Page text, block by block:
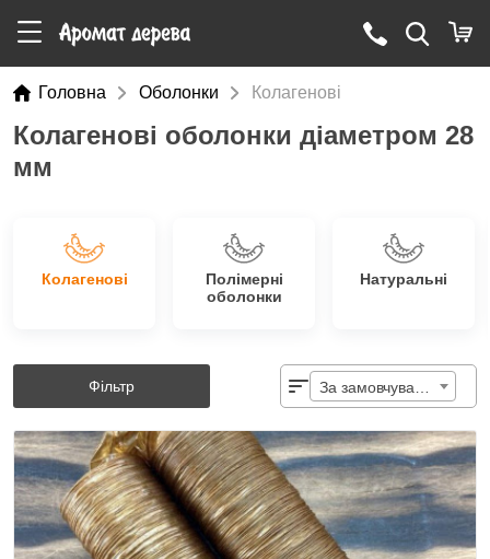
Головна Оболонки Колагенові
Колагенові оболонки діаметром 28
мм
Колагенові
Полімерні
оболонки
Натуральні
Фільтр